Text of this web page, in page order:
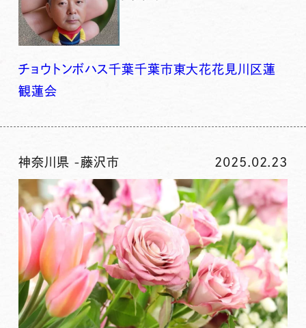
チョウトンボハス千葉千葉市東大花花見川区蓮
観蓮会
神奈川県 -藤沢市 2025.02.23